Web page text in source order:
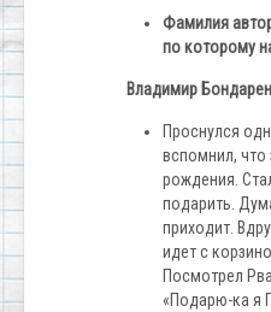
Фамилия
по которому
Владимир
Проснулся
вспомнил, что
рождения.
подарить.
приходит.
идет с
Посмотрел
«Подарю-ка я